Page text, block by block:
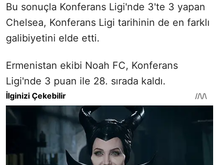
Bu sonuçla Konferans Ligi'nde 3'te 3 yapan
Chelsea, Konferans Ligi tarihinin de en farklı
galibiyetini elde etti.
Ermenistan ekibi Noah FC, Konferans
Ligi'nde 3 puan ile 28. sırada kaldı.